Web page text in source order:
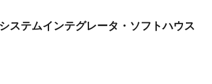
ステムインテグレータ・ソフトハウス